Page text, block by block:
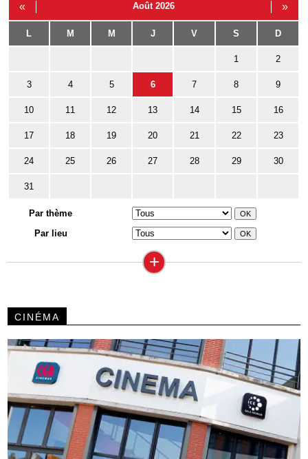
« Août 2026 »
L M M J V S D
1 2
3 4 5 6 7 8 9
10 11 12 13 14 15 16
17 18 19 20 21 22 23
24 25 26 27 28 29 30
31
Par thème
Par lieu
+
CINÉMA